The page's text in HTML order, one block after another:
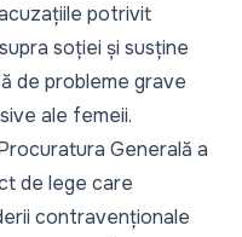
potrivit
soției și susține
de probleme grave
ale femeii.
Generală a
de lege care
contravenționale